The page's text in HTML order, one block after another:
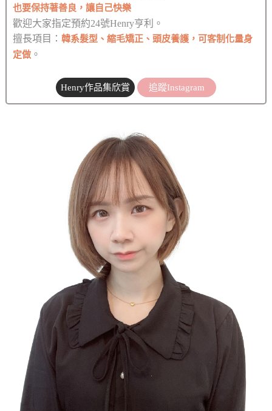
也要保持著善良，讓自己快樂
歡迎大家指定預約24號Henry亨利。
擅長項目：韓系髮型、縮毛矯正、頭皮養護，可客制化量身
定做 。
Henry作品集欣賞 追蹤Instagram